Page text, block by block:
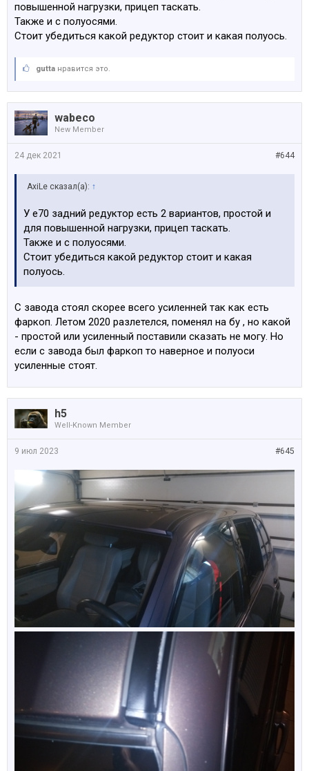
повышенной нагрузки, прицеп таскать.
Также и с полуосями.
Стоит убедиться какой редуктор стоит и какая полуось.
gutta нравится это.
wabeco
New Member
#644
24 дек 2021
AxiLe сказал(а): ↑
У е70 задний редуктор есть 2 вариантов, простой и
для повышенной нагрузки, прицеп таскать.
Также и с полуосями.
Стоит убедиться какой редуктор стоит и какая
полуось.
С завода стоял скорее всего усиленней так как есть
фаркоп. Летом 2020 разлетелся, поменял на бу , но какой
- простой или усиленный поставили сказать не могу. Но
если с завода был фаркоп то наверное и полуоси
усиленные стоят.
h5
Well-Known Member
#645
9 июл 2023